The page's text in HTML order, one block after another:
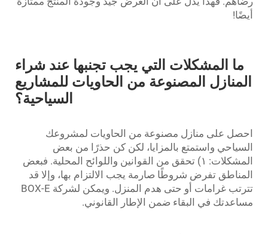
أيضًا!
ما المشكلات التي يجب تجنبها عند شراء
المنازل المصنوعة من الحاويات للمشاريع
السياحية؟
احصل على منازل مصنوعة من الحاويات لمشروعك
السياحي واستمتع بالمزايا، لكن كن حذرًا من بعض
المشكلات: ١) تحقق من القوانين واللوائح المحلية. فبعض
المناطق تفرض شروطًا صارمة يجب الالتزام بها، وإلا قد
تترتب غرامات أو حتى هدم المنزل. ويمكن لشركة BOX-E
مساعدتك في البقاء ضمن الإطار القانوني.